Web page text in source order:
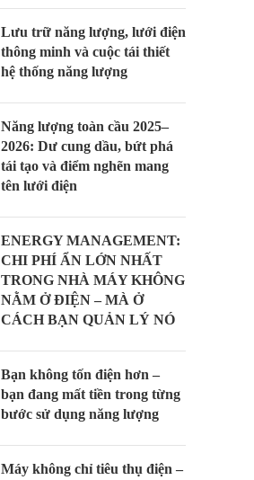
Lưu trữ năng lượng, lưới điện
thông minh và cuộc tái thiết
hệ thống năng lượng
Năng lượng toàn cầu 2025–
2026: Dư cung dầu, bứt phá
tái tạo và điểm nghẽn mang
tên lưới điện
ENERGY MANAGEMENT:
CHI PHÍ ẨN LỚN NHẤT
TRONG NHÀ MÁY KHÔNG
NẰM Ở ĐIỆN – MÀ Ở
CÁCH BẠN QUẢN LÝ NÓ
Bạn không tốn điện hơn –
bạn đang mất tiền trong từng
bước sử dụng năng lượng
Máy không chỉ tiêu thụ điện –